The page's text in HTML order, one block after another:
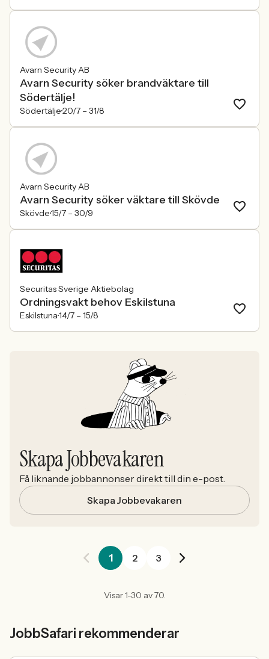
Avarn Security AB
Avarn Security söker brandväktare till
Södertälje!
Södertälje20/7 – 31/8
Avarn Security AB
Avarn Security söker väktare till Skövde
Skövde15/7 – 30/9
Securitas Sverige Aktiebolag
Ordningsvakt behov Eskilstuna
Eskilstuna14/7 – 15/8
Skapa Jobbevakaren
Få liknande jobbannonser direkt till din e-post.
Skapa Jobbevakaren
1 2 3
Visar 1-30 av 70.
JobbSafari rekommenderar